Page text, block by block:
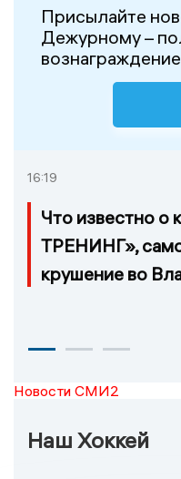
Присылайте
Дежурному –
16:19
Что известно
ТРЕНИНГ»,
крушение во
Новости СМИ2
Наш Хоккей